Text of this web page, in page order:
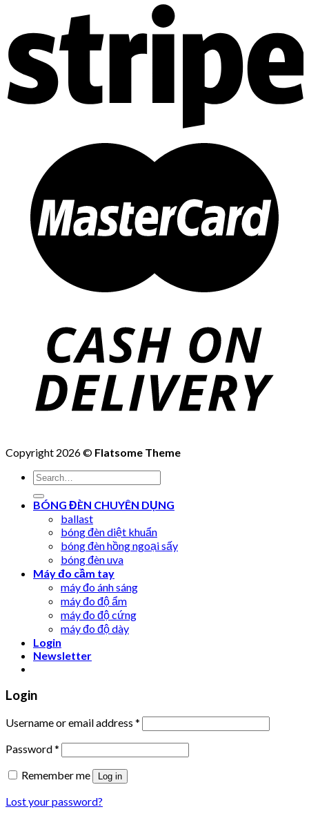
Copyright 2026 © Flatsome Theme
Search
for:
BÓNG ĐÈN CHUYÊN DỤNG
ballast
bóng đèn diệt khuẩn
bóng đèn hồng ngoại sấy
bóng đèn uva
Máy đo cầm tay
máy đo ánh sáng
máy đo độ ẩm
máy đo độ cứng
máy đo độ dày
Login
Newsletter
Login
Username or email address *
Password*
Remember me
Log in
Lost your password?